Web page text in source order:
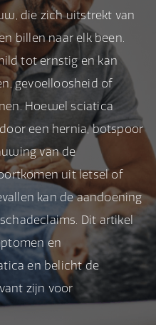
die zich uitstrekt van
billen naar elk been.
tot ernstig en kan
gevoelloosheid of
Hoewel sciatica
een hernia, botspoor
van de
uit letsel of
kan de aandoening
Dit artikel
en
en belicht de
zijn voor